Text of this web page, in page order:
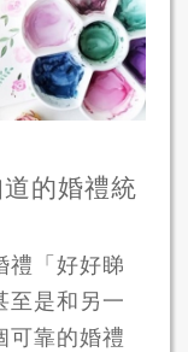
的婚禮統
禮「好好睇
至是和另一
可靠的婚禮